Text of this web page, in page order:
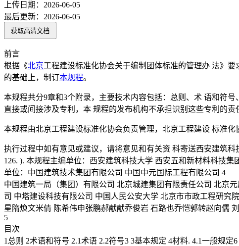
上传日期： 2026-06-05
最后更新： 2026-06-05
获取高清文档
前言
根据《北京工程建设标准化协会关于编制团体标准的管理办 法》
的基础上，制订本规程。
本规程共分9章和3个附录，主要技术内容包括：总则、术 语和符
直接或间接涉及专利，本 规程的发布机构不承担识别这些专利的责
本规程由北京工程建设标准化协会负责管理，北京工程建设 标准
执行过程中如有意见或建议，请将意见和有关资 科寄送西安建筑科
126. ). 本规程主编单位：西安建筑科技大学 西安五和新材料科技
单位：中国建筑技术集团有限公司 中国中元国际工程有限公司 4
中国建筑一局（集团）有限公司 北京城建集团有限责任公司 北京
司 中塔建设科技有限公司 中国人民公安大学 北京市市政工程研究
星隋焕文米倩 陈希伟申张鹏郝献献乔俊岩 石路也乔恺郭转赵向儒
5
目次
1总则 2术语和符号 2.1术语 2.2符号3 3基本规定 4材料. 4.1一般规